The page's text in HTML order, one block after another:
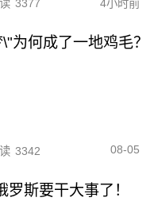
3377 4小时前
为何成了一地鸡毛？
3342 08-05
斯要干大事了！